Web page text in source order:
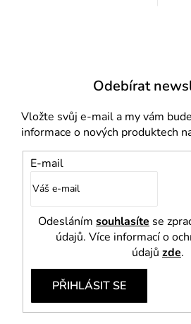
Odebírat
Vložte svůj e-mail a my vám
informace o nových produktech
E-mail
Odesláním souhlasíte se
údajů. Více informací o
údajů zde.
PŘIHLÁSIT SE